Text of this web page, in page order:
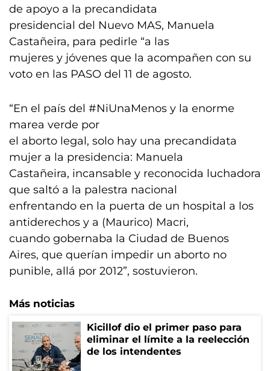
de apoyo a la precandidata
presidencial del Nuevo MAS, Manuela
Castañeira, para pedirle “a las
mujeres y jóvenes que la acompañen con su
voto en las PASO del 11 de agosto.
“En el país del #NiUnaMenos y la enorme
marea verde por
el aborto legal, solo hay una precandidata
mujer a la presidencia: Manuela
Castañeira, incansable y reconocida luchadora
que saltó a la palestra nacional
enfrentando en la puerta de un hospital a los
antiderechos y a (Maurico) Macri,
cuando gobernaba la Ciudad de Buenos
Aires, que querían impedir un aborto no
punible, allá por 2012”, sostuvieron.
Más noticias
Kicillof dio el primer paso para
eliminar el límite a la reelección
de los intendentes